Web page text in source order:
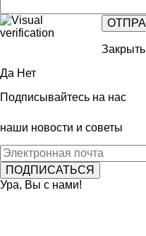
Закрыть
Да Нет
Подписывайтесь на нас
наши новости и советы
Ура, Вы с нами!